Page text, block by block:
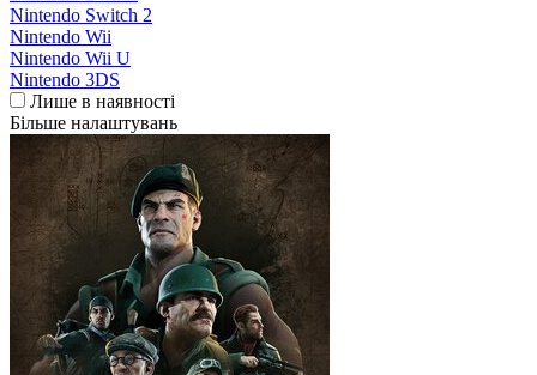
Nintendo Switch 2
Nintendo Wii
Nintendo Wii U
Nintendo 3DS
Лише в наявності
Більше налаштувань